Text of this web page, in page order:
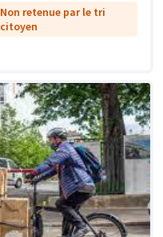
Non retenue par le tri
citoyen